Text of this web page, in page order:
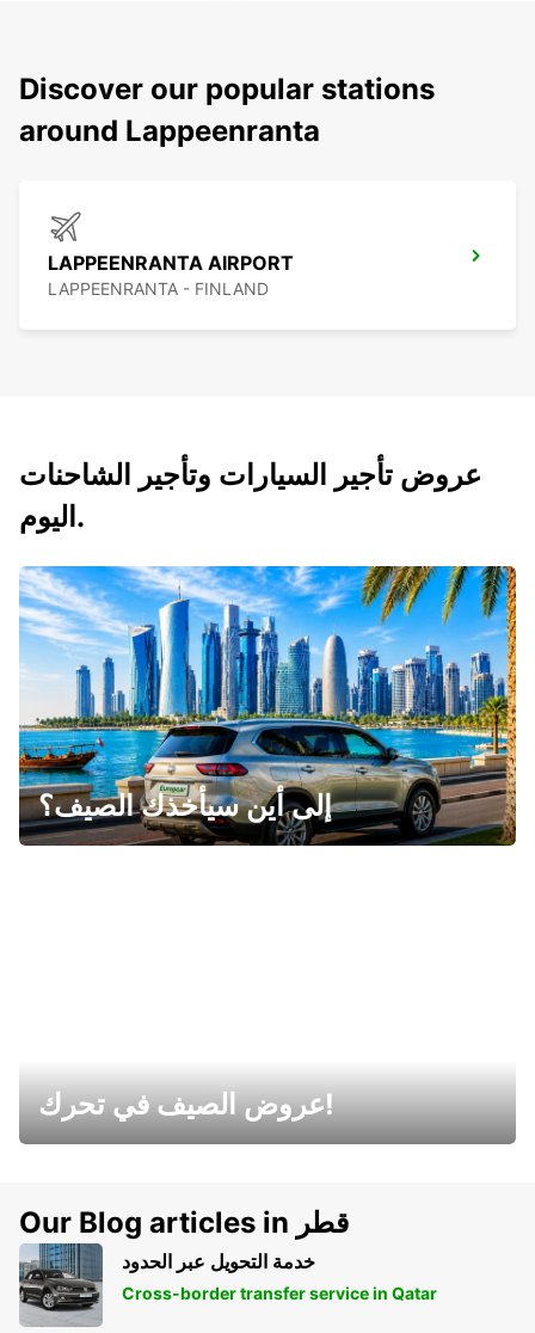
Discover our popular stations
around Lappeenranta
LAPPEENRANTA AIRPORT
LAPPEENRANTA - FINLAND
عروض تأجير السيارات وتأجير الشاحنات
اليوم.
إلى أين سيأخذك الصيف؟
عروض الصيف في تحرك!
Our Blog articles in قطر
خدمة التحويل عبر الحدود
Cross-border transfer service in Qatar